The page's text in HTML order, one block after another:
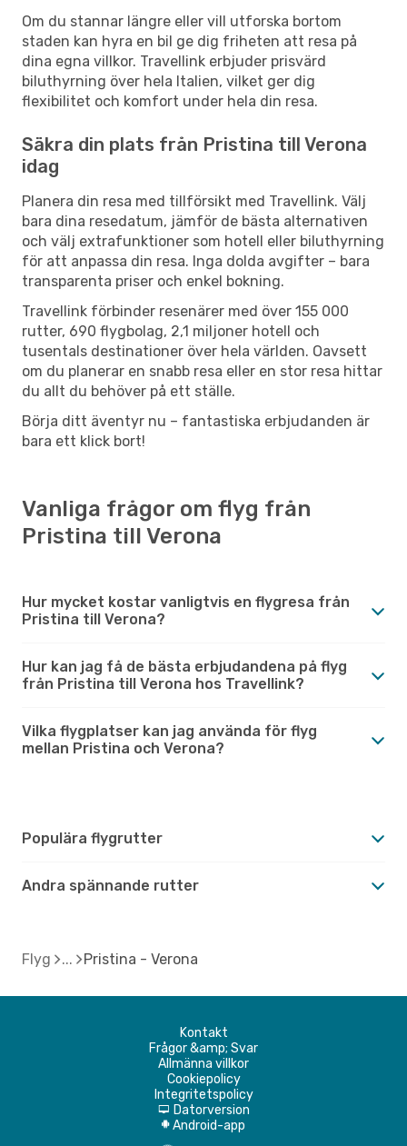
Om du stannar längre eller vill utforska bortom
staden kan hyra en bil ge dig friheten att resa på
dina egna villkor. Travellink erbjuder prisvärd
biluthyrning över hela Italien, vilket ger dig
flexibilitet och komfort under hela din resa.
Säkra din plats från Pristina till Verona
idag
Planera din resa med tillförsikt med Travellink. Välj
bara dina resedatum, jämför de bästa alternativen
och välj extrafunktioner som hotell eller biluthyrning
för att anpassa din resa. Inga dolda avgifter – bara
transparenta priser och enkel bokning.
Travellink förbinder resenärer med över 155 000
rutter, 690 flygbolag, 2,1 miljoner hotell och
tusentals destinationer över hela världen. Oavsett
om du planerar en snabb resa eller en stor resa hittar
du allt du behöver på ett ställe.
Börja ditt äventyr nu – fantastiska erbjudanden är
bara ett klick bort!
Vanliga frågor om flyg från
Pristina till Verona
Hur mycket kostar vanligtvis en flygresa från
Pristina till Verona?
Hur kan jag få de bästa erbjudandena på flyg
från Pristina till Verona hos Travellink?
Vilka flygplatser kan jag använda för flyg
mellan Pristina och Verona?
Populära flygrutter
Andra spännande rutter
Flyg Pristina - Verona
Kontakt
Frågor &amp; Svar
Allmänna villkor
Cookiepolicy
Integritetspolicy
d Datorversion
A Android-app